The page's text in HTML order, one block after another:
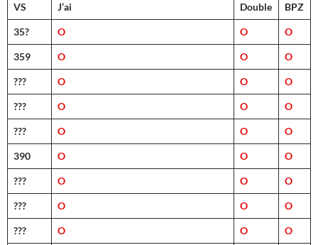
VS J’ai Double BPZ
35? O O O
359 O O O
??? O O O
??? O O O
??? O O O
390 O O O
??? O O O
??? O O O
??? O O O